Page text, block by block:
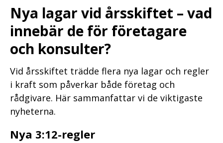
Nya lagar vid årsskiftet – vad
innebär de för företagare
och konsulter?
Vid årsskiftet trädde flera nya lagar och regler
i kraft som påverkar både företag och
rådgivare. Här sammanfattar vi de viktigaste
nyheterna.
Nya 3:12-regler